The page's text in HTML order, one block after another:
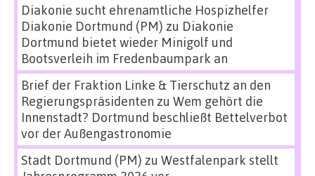
Diakonie sucht ehrenamtliche Hospizhelfer
Diakonie Dortmund (PM) zu Diakonie
Dortmund bietet wieder Minigolf und
Bootsverleih im Fredenbaumpark an
Brief der Fraktion Linke & Tierschutz an den
Regierungspräsidenten zu Wem gehört die
Innenstadt? Dortmund beschließt Bettelverbot
vor der Außengastronomie
Stadt Dortmund (PM) zu Westfalenpark stellt